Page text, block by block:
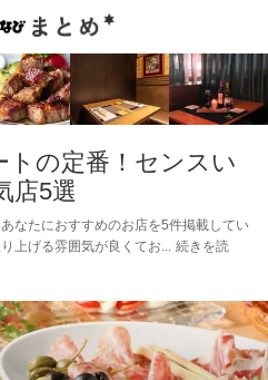
トの定番！センスい
店5選
なたにおすすめのお店を5件掲載してい
上げる雰囲気が良くてお
続きを読